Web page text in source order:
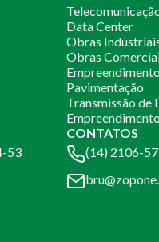
Data Center
Obras
Obras
Pavimentação
Transmissão de
53
CONTATOS
(14) 2106-